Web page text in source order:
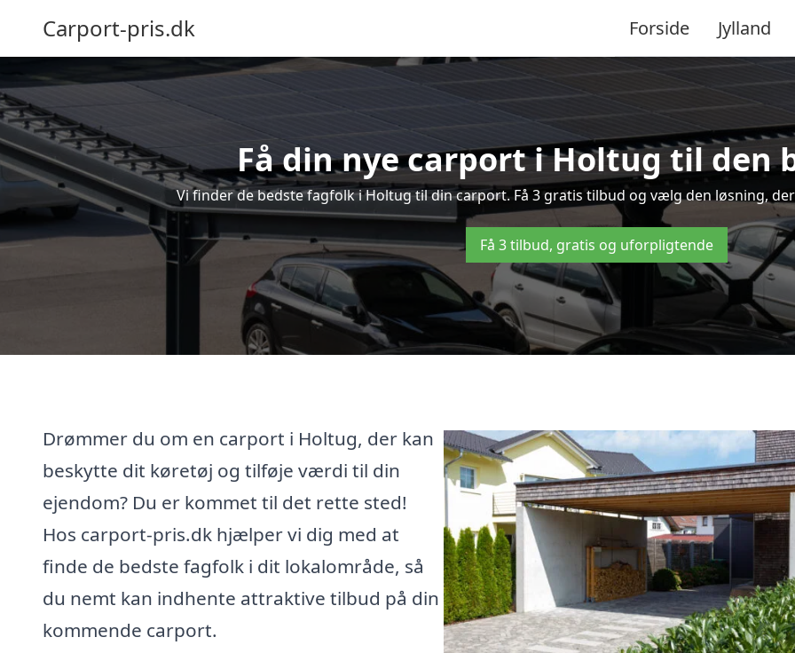
Carport-pris.dk Forside Jylland
Få din nye carport i Holtug til den
Vi finder de bedste fagfolk i Holtug til din carport. Få 3 gratis tilbud og vælg den løsning,
Få 3 tilbud, gratis og uforpligtende
Drømmer du om en carport i Holtug, der kan
beskytte dit køretøj og tilføje værdi til din
ejendom? Du er kommet til det rette sted!
Hos carport-pris.dk hjælper vi dig med at
finde de bedste fagfolk i dit lokalområde, så
du nemt kan indhente attraktive tilbud på din
kommende carport.